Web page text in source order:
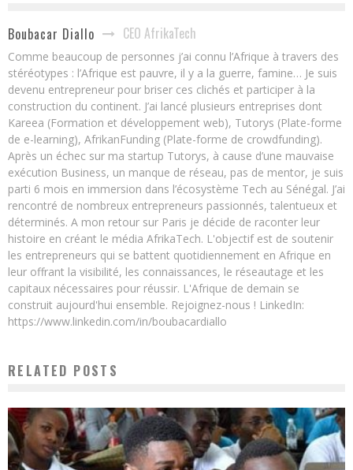
Boubacar Diallo CEO AfrikaTech
Comme beaucoup de personnes j’ai connu l’Afrique à travers des
stéréotypes : l’Afrique est pauvre, il y a la guerre, famine… Je suis
devenu entrepreneur pour briser ces clichés et participer à la
construction du continent. J’ai lancé plusieurs entreprises dont
Kareea (Formation et développement web), Tutorys (Plate-forme
de e-learning), AfrikanFunding (Plate-forme de crowdfunding).
Après un échec sur ma startup Tutorys, à cause d’une mauvaise
exécution Business, un manque de réseau, pas de mentor, je suis
parti 6 mois en immersion dans l’écosystème Tech au Sénégal. J’ai
rencontré de nombreux entrepreneurs passionnés, talentueux et
déterminés. A mon retour sur Paris je décide de raconter leur
histoire en créant le média AfrikaTech. L'objectif est de soutenir
les entrepreneurs qui se battent quotidiennement en Afrique en
leur offrant la visibilité, les connaissances, le réseautage et les
capitaux nécessaires pour réussir. L'Afrique de demain se
construit aujourd'hui ensemble. Rejoignez-nous ! LinkedIn:
https://www.linkedin.com/in/boubacardiallo
RELATED POSTS